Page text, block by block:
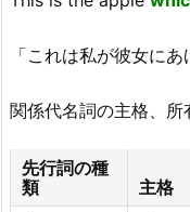
「これは私が彼女にあ
関係代名詞の主格、所
先行詞の種
類
主格